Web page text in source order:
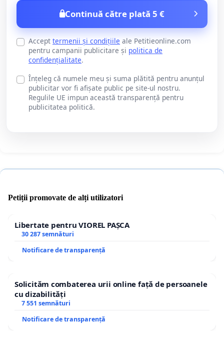
Continuă către plată 5 €
Accept termenii și condițiile ale Petitieonline.com
pentru campanii publicitare și politica de
confidențialitate.
Înțeleg că numele meu și suma plătită pentru anunțul
publicitar vor fi afișate public pe site-ul nostru.
Regulile UE impun această transparență pentru
publicitatea politică.
Petiții promovate de alți utilizatori
Libertate pentru VIOREL PAȘCA
30 287 semnături
Notificare de transparență
Solicităm combaterea urii online față de persoanele
cu dizabilități
7 551 semnături
Notificare de transparență